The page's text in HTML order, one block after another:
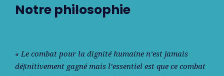
Notre philosophie
« Le combat pour la dignité humaine n’est jamais
déﬁnitivement gagné mais l’essentiel est que ce combat